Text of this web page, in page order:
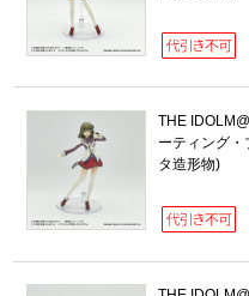
THE
ーティング・
タ造形物)